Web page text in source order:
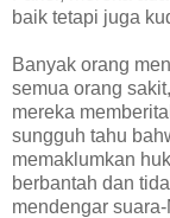
baik tetapi juga
Banyak orang
semua orang
mereka
sungguh tahu
memaklumkan
berbantah dan
mendengar